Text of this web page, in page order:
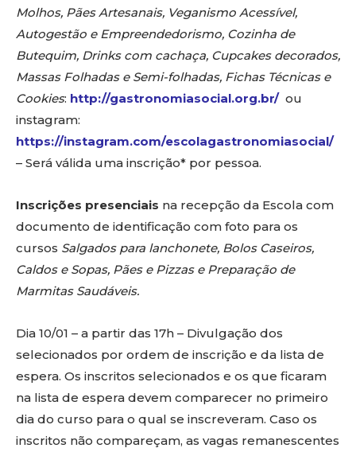
Molhos, Pães Artesanais, Veganismo Acessível,
Autogestão e Empreendedorismo, Cozinha de
Butequim, Drinks com cachaça, Cupcakes decorados,
Massas Folhadas e Semi-folhadas, Fichas Técnicas e
Cookies: http://gastronomiasocial.org.br/ ou
instagram:
https://instagram.com/escolagastronomiasocial/
– Será válida uma inscrição* por pessoa.
Inscrições presenciais na recepção da Escola com
documento de identificação com foto para os
cursos Salgados para lanchonete, Bolos Caseiros,
Caldos e Sopas, Pães e Pizzas e Preparação de
Marmitas Saudáveis.
Dia 10/01 – a partir das 17h – Divulgação dos
selecionados por ordem de inscrição e da lista de
espera. Os inscritos selecionados e os que ficaram
na lista de espera devem comparecer no primeiro
dia do curso para o qual se inscreveram. Caso os
inscritos não compareçam, as vagas remanescentes